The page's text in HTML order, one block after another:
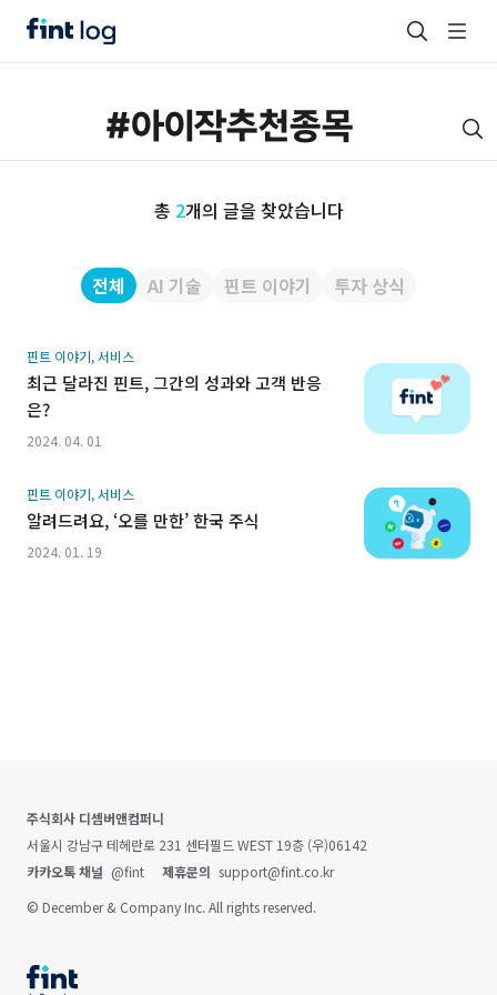
총 2개의 글을 찾았습니다
전체 AI 기술 핀트 이야기 투자 상식
핀트 이야기, 서비스
최근 달라진 핀트, 그간의 성과와 고객 반응
은?
2024. 04. 01
핀트 이야기, 서비스
알려드려요, ‘오를 만한’ 한국 주식
2024. 01. 19
주식회사 디셈버앤컴퍼니
서울시 강남구 테헤란로 231 센터필드 WEST 19층 (우)06142
카카오톡 채널 @fint 제휴문의 support@fint.co.kr
© December & Company Inc. All rights reserved.